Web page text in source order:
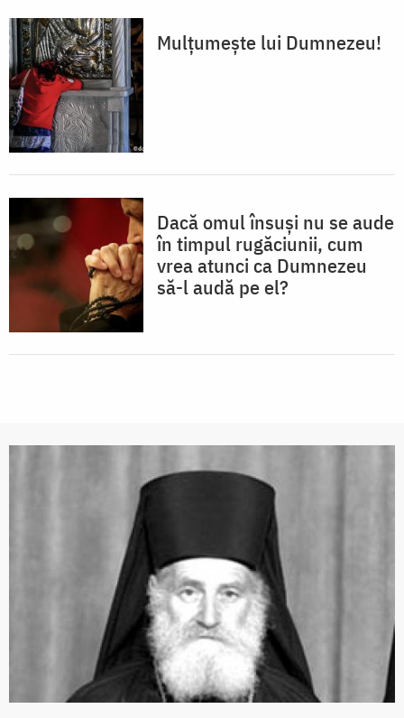
Mulțumește lui Dumnezeu!
Dacă omul însuși nu se aude
în timpul rugăciunii, cum
vrea atunci ca Dumnezeu
să-l audă pe el?